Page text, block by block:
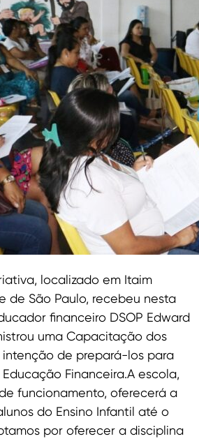
localizado em Itaim
de São Paulo, recebeu nesta
financeiro DSOP Edward
uma Capacitação dos
intenção de prepará-los para
Financeira.A escola,
funcionamento, oferecerá a
do Ensino Infantil até o
por oferecer a disciplina